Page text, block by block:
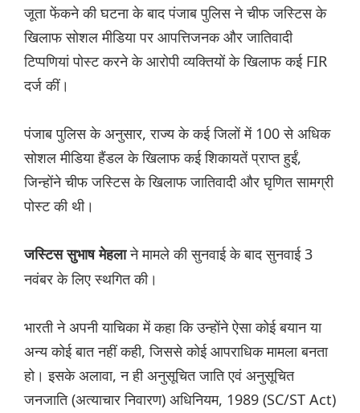
जूता फेंकने की घटना के बाद पंजाब पुलिस ने चीफ जस्टिस के
खिलाफ सोशल मीडिया पर आपत्तिजनक और जातिवादी
टिप्पणियां पोस्ट करने के आरोपी व्यक्तियों के खिलाफ कई FIR
दर्ज कीं।
पंजाब पुलिस के अनुसार, राज्य के कई जिलों में 100 से अधिक
सोशल मीडिया हैंडल के खिलाफ कई शिकायतें प्राप्त हुईं,
जिन्होंने चीफ जस्टिस के खिलाफ जातिवादी और घृणित सामग्री
पोस्ट की थी।
जस्टिस सुभाष मेहलाने मामले की सुनवाई के बाद सुनवाई 3
नवंबर के लिए स्थगित की।
भारती ने अपनी याचिका में कहा कि उन्होंने ऐसा कोई बयान या
अन्य कोई बात नहीं कही, जिससे कोई आपराधिक मामला बनता
हो। इसके अलावा, न ही अनुसूचित जाति एवं अनुसूचित
जनजाति (अत्याचार निवारण) अधिनियम, 1989 (SC/ST Act)